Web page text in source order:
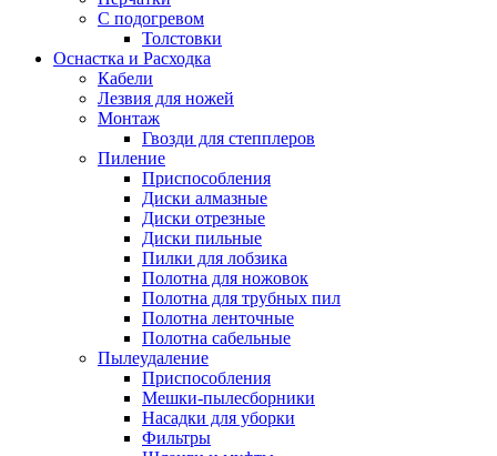
С подогревом
Толстовки
Оснастка и Расходка
Кабели
Лезвия для ножей
Монтаж
Гвозди для степплеров
Пиление
Приспособления
Диски алмазные
Диски отрезные
Диски пильные
Пилки для лобзика
Полотна для ножовок
Полотна для трубных пил
Полотна ленточные
Полотна сабельные
Пылеудаление
Приспособления
Мешки-пылесборники
Насадки для уборки
Фильтры